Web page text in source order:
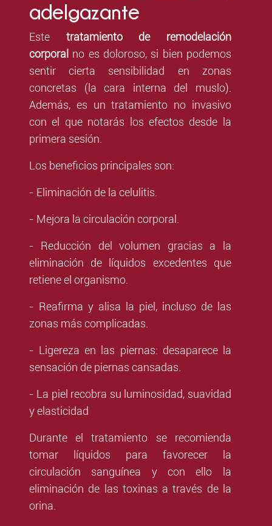
adelgazante
Este tratamiento de remodelación
corporal no es doloroso, si bien podemos
sentir cierta sensibilidad en zonas
concretas (la cara interna del muslo).
Además, es un tratamiento no invasivo
con el que notarás los efectos desde la
primera sesión.
Los beneficios principales son:
- Eliminación de la celulitis.
- Mejora la circulación corporal.
- Reducción del volumen gracias a la
eliminación de líquidos excedentes que
retiene el organismo.
- Reafirma y alisa la piel, incluso de las
zonas más complicadas.
- Ligereza en las piernas: desaparece la
sensación de piernas cansadas.
- La piel recobra su luminosidad, suavidad
y elasticidad
Durante el tratamiento se recomienda
tomar líquidos para favorecer la
circulación sanguínea y con ello la
eliminación de las toxinas a través de la
orina.